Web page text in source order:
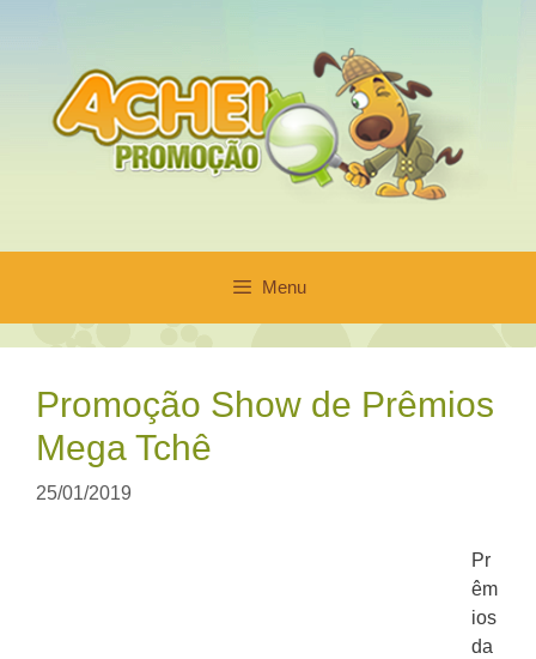
conteúdo
Menu
Promoção Show de Prêmios
Mega Tchê
25/01/2019
Pr
êm
ios
da